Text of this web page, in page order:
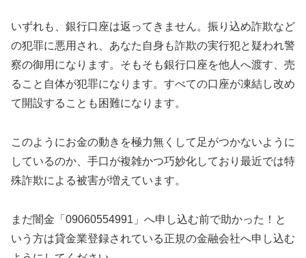
いずれも、銀行口座は返ってきません。振り込め詐欺など
の犯罪に悪用され、あなた自身も詐欺の実行犯と疑われ警
察の御用になります。そもそも銀行口座を他人へ渡す、売
ること自体が犯罪になります。すべての口座が凍結し改め
て開設することも困難になります。
このようにお金の動きを極力無くして足がつかないように
しているのか、手口が複雑かつ巧妙化しており最近では特
殊詐欺による被害が増えています。
まだ闇金「09060554991」へ申し込む前で助かった！と
いう方は貸金業登録されている正規の金融会社へ申し込む